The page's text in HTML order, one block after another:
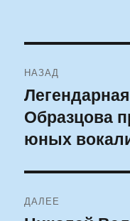
по
записям
НАЗАД
Предыдущая
запись:
Образцова
юных
ДАЛЕЕ